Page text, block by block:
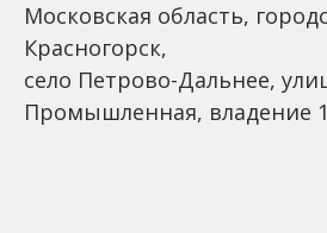
Московская область,
Красногорск,
село Петрово-Дальнее,
Промышленная, владение 1